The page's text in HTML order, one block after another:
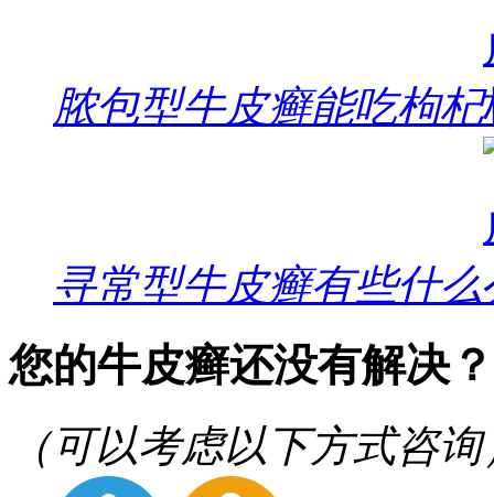
脓包型牛皮癣能吃枸杞
寻常型牛皮癣有些什么
您的牛皮癣还没有解决？
（可以考虑以下方式咨询